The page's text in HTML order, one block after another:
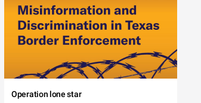
Operation lone star